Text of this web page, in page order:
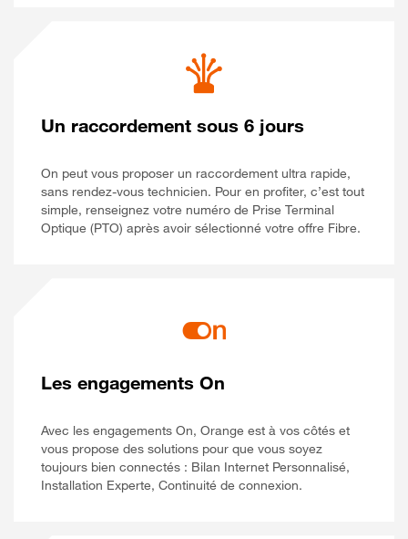
Un raccordement sous 6 jours
On peut vous proposer un raccordement ultra rapide,
sans rendez-vous technicien. Pour en profiter, c’est tout
simple, renseignez votre numéro de Prise Terminal
Optique (PTO) après avoir sélectionné votre offre Fibre.
Les engagements On
Avec les engagements On, Orange est à vos côtés et
vous propose des solutions pour que vous soyez
toujours bien connectés : Bilan Internet Personnalisé,
Installation Experte, Continuité de connexion.